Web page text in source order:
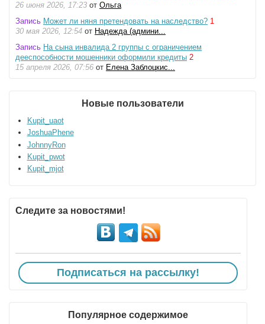
26 июня 2026, 17:23 от Ольга
Запись Может ли няня претендовать на наследство? 1
30 мая 2026, 12:54 от Надежда (админи...
Запись На сына инвалида 2 группы с ограничением
дееспособности мошенники оформили кредиты 2
15 апреля 2026, 07:56 от Елена Заблоцкис...
Новые пользователи
Kupit_uaot
JoshuaPhene
JohnnyRon
Kupit_pwot
Kupit_mjot
Следите за новостями!
Подписаться на рассылку!
Популярное содержимое